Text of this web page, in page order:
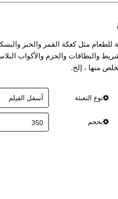
للطعام مثل كعكة القمر والخبز
والبطاقات والحزم والأكواب
منها ، إلخ.
نوع التعبئة
بحجم